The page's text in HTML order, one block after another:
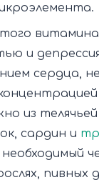
и
сердца,
из телячьей
сардин и
пивных